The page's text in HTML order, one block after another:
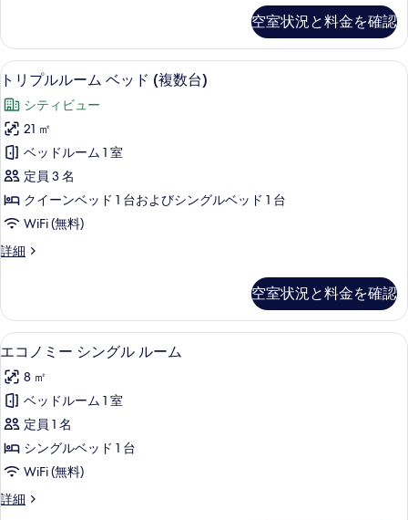
べ
て
の
写
真
を
表
示
す
る
の
詳
細
ー
ム
シ
ン
グ
ル
ベ
ッ
ド
2
す
べ
て
の
写
真
を
表
示
ー
ト
ツ
ン
ル
ー
ム
シ
ン
グ
ル
ベ
ッ
台
の
詳
細
空室状況と料金を確認
ト
リ
プ
ル
ル
ー
ム
ッ
(複
数
台)
の
す
べ
て
の
写
トリプルルーム ベッド (複数台) | セ
13
トリプルルーム ベッド (複数台)
シティビュー
21 ㎡
ベッドルーム 1 室
定員 3 名
クイーンベッド 1 台およびシングルベッド 1 台
WiFi (無料)
詳細
ト
ル
ー
ム
ッ
ド
(複
数
台)
の
詳
細
空室状況と料金を確認
エ
コ
ノ
ミ
ー
シ
グ
エコノミー シングル ルーム | セー
6
エコノミー シングル ルーム
8 ㎡
ベッドルーム 1 室
定員 1 名
シングルベッド 1 台
WiFi (無料)
詳細
エ